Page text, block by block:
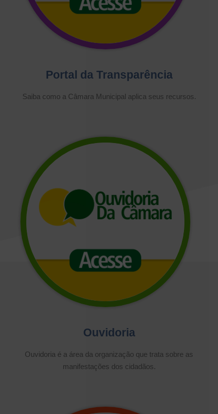
Portal da Transparência
Saiba como a Câmara Municipal aplica seus recursos.
Ouvidoria
Ouvidoria é a área da organização que trata sobre as
manifestações dos cidadãos.